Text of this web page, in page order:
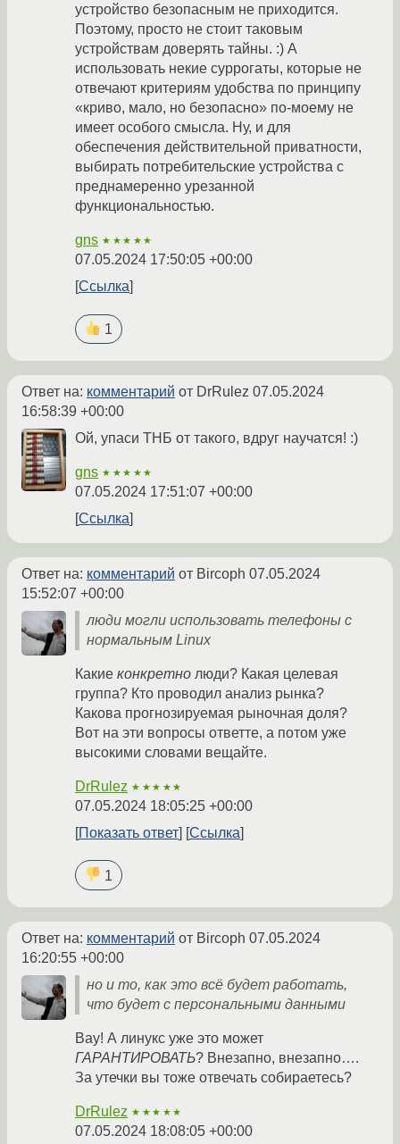
устройство безопасным не приходится.
Поэтому, просто не стоит таковым
устройствам доверять тайны. :) А
использовать некие суррогаты, которые не
отвечают критериям удобства по принципу
«криво, мало, но безопасно» по-моему не
имеет особого смысла. Ну, и для
обеспечения действительной приватности,
выбирать потребительские устройства с
преднамеренно урезанной
функциональностью.
gns ★★★★★
07.05.2024 17:50:05 +00:00
Ссылка
1
Ответ на: комментарий от DrRulez 07.05.2024
16:58:39 +00:00
Ой, упаси ТНБ от такого, вдруг научатся! :)
gns ★★★★★
07.05.2024 17:51:07 +00:00
Ссылка
Ответ на: комментарий от Bircoph 07.05.2024
15:52:07 +00:00
люди могли использовать телефоны с
нормальным Linux
Какие конкретно люди? Какая целевая
группа? Кто проводил анализ рынка?
Какова прогнозируемая рыночная доля?
Вот на эти вопросы ответте, а потом уже
высокими словами вещайте.
DrRulez ★★★★★
07.05.2024 18:05:25 +00:00
Показать ответ
Ссылка
1
Ответ на: комментарий от Bircoph 07.05.2024
16:20:55 +00:00
но и то, как это всё будет работать,
что будет с персональными данными
Вау! А линукс уже это может
ГАРАНТИРОВАТЬ? Внезапно, внезапно….
За утечки вы тоже отвечать собираетесь?
DrRulez ★★★★★
07.05.2024 18:08:05 +00:00